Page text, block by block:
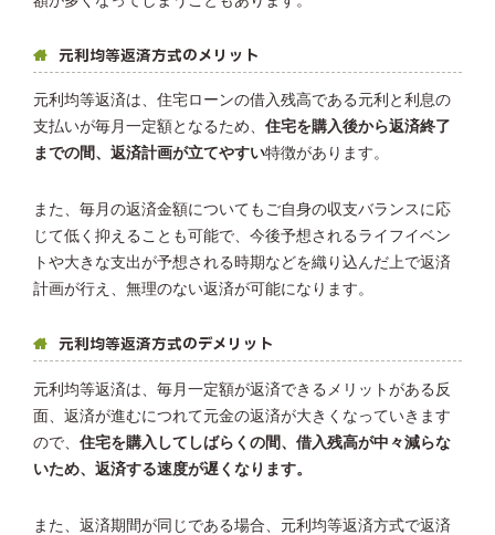
元利均等返済方式のメリット
元利均等返済は、住宅ローンの借入残高である元利と利息の
支払いが毎月一定額となるため、 住宅を購入後から返済終了
までの間、返済計画が立てやすい特徴があります。
また、毎月の返済金額についてもご自身の収支バランスに応
じて低く抑えることも可能で、今後予想されるライフイベン
トや大きな支出が予想される時期などを織り込んだ上で返済
計画が行え、無理のない返済が可能になります。
元利均等返済方式のデメリット
元利均等返済は、毎月一定額が返済できるメリットがある反
面、返済が進むにつれて元金の返済が大きくなっていきます
ので、 住宅を購入してしばらくの間、借入残高が中々減らな
いため、返済する速度が遅くなります。
また、返済期間が同じである場合、元利均等返済方式で返済